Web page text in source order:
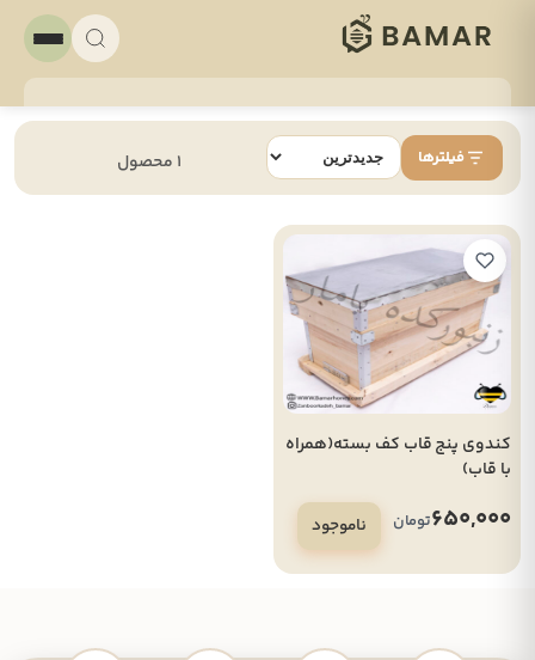
فیلترها
کندوی پنج قاب کف بسته(همراه
با قاب)
650,000تومان ناموجود